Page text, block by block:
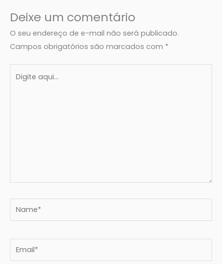
Deixe um comentário
O seu endereço de e-mail não será publicado.
Campos obrigatórios são marcados com *
aqui...
Name*